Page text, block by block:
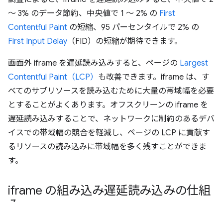
～ 3% のデータ節約、中央値で 1 ～ 2% の First
Contentful Paint の短縮、95 パーセンタイルで 2% の
First Input Delay （FID）の短縮が期待できます。
画面外 iframe を遅延読み込みすると、ページの Largest
Contentful Paint（LCP） も改善できます。iframe は、す
べてのサブリソースを読み込むために大量の帯域幅を必要
とすることがよくあります。オフスクリーンの iframe を
遅延読み込みすることで、ネットワークに制約のあるデバ
イスでの帯域幅の競合を軽減し、ページの LCP に貢献す
るリソースの読み込みに帯域幅を多く残すことができま
す。
iframe の組み込み遅延読み込みの仕組